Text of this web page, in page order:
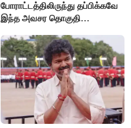
போராட்டத்திலிருந்து தப்பிக்கவே
இந்த அவசர தொகுதி
அரங்கேற்றுகிறார் முதலமைச்சர் -
திமுக ஐடி விங்..!!